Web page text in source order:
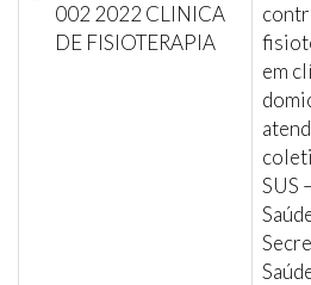
002 2022 CLINICA
DE FISIOTERAPIA
em
SUS